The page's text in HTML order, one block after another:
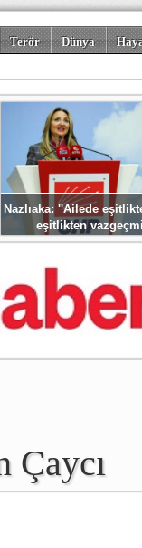
Terör Dünya
Nazlıaka: ''Ailede
eşitlikten
Çaycı